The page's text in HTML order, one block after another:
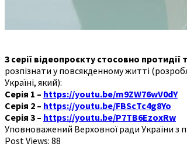
3 серії відеопроєкту стосовно протидії
розпізнати у повсякденному житті
Україні, який):
Серія 1 – https://youtu.be/m9ZW76wV0dY
Серія 2 – https://youtu.be/FBScTc4g8Yo
Серія 3 – https://youtu.be/P7TB6EzoxRw
Уповноважений Верховної ради України з
Post Views: 88